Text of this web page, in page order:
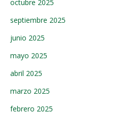
octubre 2025
septiembre 2025
junio 2025
mayo 2025
abril 2025
marzo 2025
febrero 2025